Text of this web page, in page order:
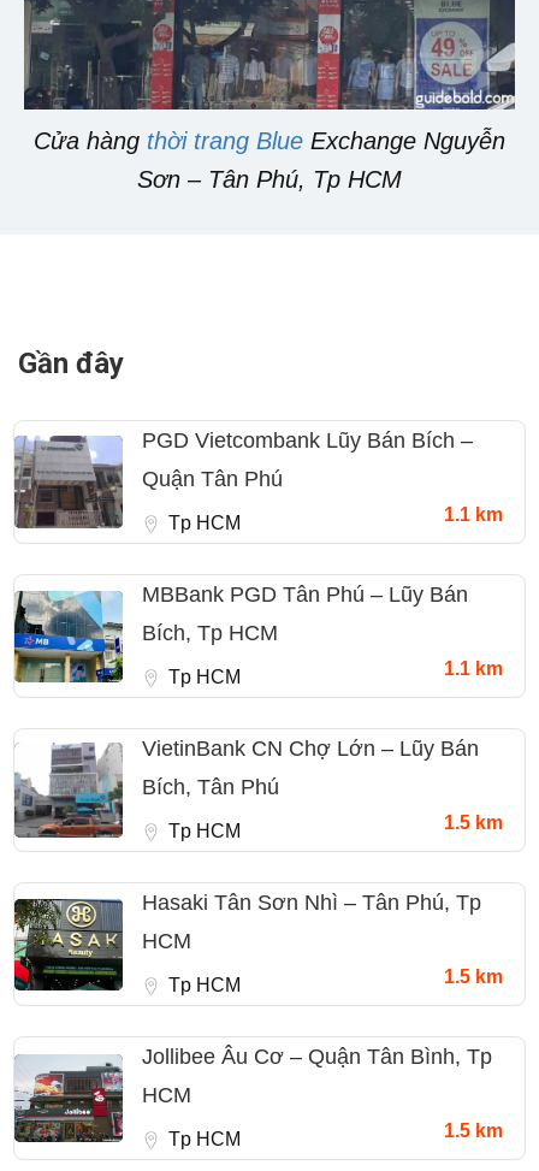
Cửa hàng thời trang Blue Exchange Nguyễn
Sơn – Tân Phú, Tp HCM
Gần đây
PGD Vietcombank Lũy Bán Bích –
Quận Tân Phú
Tp HCM 1.1 km
MBBank PGD Tân Phú – Lũy Bán
Bích, Tp HCM
Tp HCM 1.1 km
VietinBank CN Chợ Lớn – Lũy Bán
Bích, Tân Phú
Tp HCM 1.5 km
Hasaki Tân Sơn Nhì – Tân Phú, Tp
HCM
Tp HCM 1.5 km
Jollibee Âu Cơ – Quận Tân Bình, Tp
HCM
Tp HCM 1.5 km